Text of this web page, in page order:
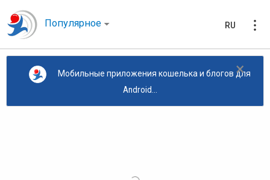
Популярное RU
×
Мобильные приложения кошелька и блогов для
Android...